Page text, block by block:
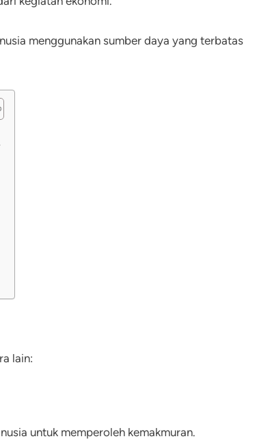
menggunakan sumber daya yang terbatas
lain:
untuk memperoleh kemakmuran.